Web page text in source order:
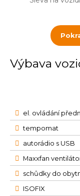
Výbava
el. ovládání
tempomat
autorádio s USB
Maxxfan
schůdky do
ISOFIX